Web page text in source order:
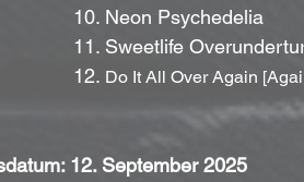
10. Neon Psychedelia
11. Sweetlife
12. Do It All Over Again
12. September 2025